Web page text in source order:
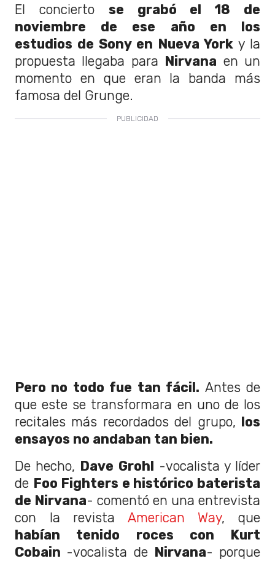
El concierto se grabó el 18 de
noviembre de ese año en los
estudios de Sony en Nueva York y la
propuesta llegaba para Nirvana en un
momento en que eran la banda más
famosa del Grunge.
Pero no todo fue tan fácil. Antes de
que este se transformara en uno de los
recitales más recordados del grupo,
los
ensayos no andaban tan bien.
De hecho, Dave Grohl
-vocalista y líder
de Foo Fighters e histórico baterista
de Nirvana- comentó en una entrevista
con la revista American Way, que
habían tenido roces con Kurt
Cobain -vocalista de Nirvana- porque